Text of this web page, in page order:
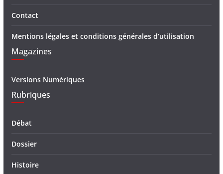
Contact
Mentions légales et conditions générales d’utilisation
Magazines
Versions Numériques
Rubriques
Débat
Dossier
Histoire